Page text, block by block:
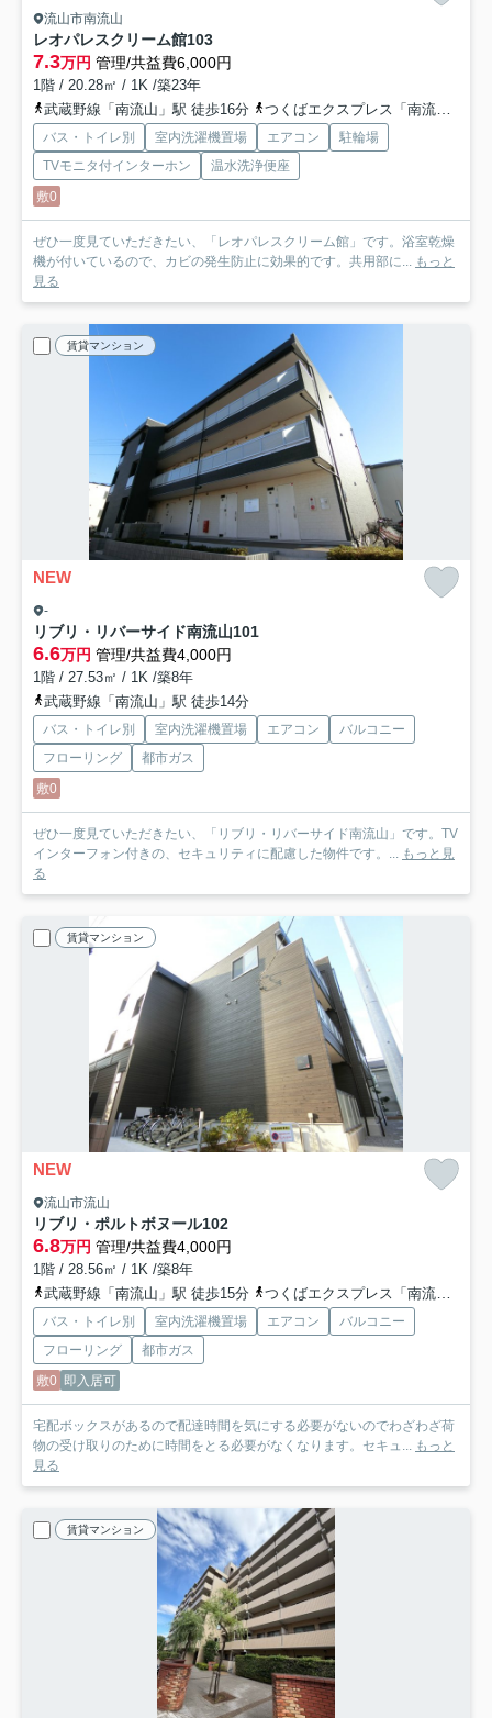
流山市南流山
レオパレスクリーム館103
7.3万円 管理/共益費6,000円
1階 / 20.28㎡ / 1K /築23年
武蔵野線「南流山」駅 徒歩16分
つくばエクスプレス「南流山」駅 徒歩15分
バス・トイレ別 室内洗濯機置場 エアコン
駐輪場
TVモニタ付インターホン
温水洗浄便座
敷0
ぜひ一度見ていただきたい、「レオパレスクリーム館」です。浴室乾燥
機が付いているので、カビの発生防止に効果的です。共用部に... もっと
見る
賃貸マンション
NEW
-
リブリ・リバーサイド南流山101
6.6万円 管理/共益費4,000円
1階 / 27.53㎡ / 1K /築8年
武蔵野線「南流山」駅 徒歩14分
バス・トイレ別 室内洗濯機置場 エアコン
バルコニー
フローリング
都市ガス
敷0
ぜひ一度見ていただきたい、「リブリ・リバーサイド南流山」です。TV
インターフォン付きの、セキュリティに配慮した物件です。... もっと見
る
賃貸マンション
NEW
流山市流山
リブリ・ポルトボヌール102
6.8万円 管理/共益費4,000円
1階 / 28.56㎡ / 1K /築8年
武蔵野線「南流山」駅 徒歩15分
つくばエクスプレス「南流山」駅 徒歩15分
バス・トイレ別 室内洗濯機置場 エアコン
バルコニー
フローリング
都市ガス
敷0 即入居可
宅配ボックスがあるので配達時間を気にする必要がないのでわざわざ荷
物の受け取りのために時間をとる必要がなくなります。セキュ... もっと
見る
賃貸マンション